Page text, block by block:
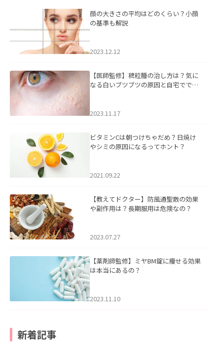
顔の大きさの平均はどのくらい？小顔
の基準も解説
2023.12.12
【医師監修】稗粒腫の治し方は？気に
なる白いブツブツの原因と自宅ででき
2023.11.17
ビタミンCは朝つけちゃだめ？日焼け
やシミの原因になるってホント？
2021.09.22
【教えてドクター】防風通聖散の効果
や副作用は？長期服用は危険なの？
2023.07.27
【薬剤師監修】ミヤBM錠に痩せる効果
は本当にあるの？
2023.11.10
新着記事